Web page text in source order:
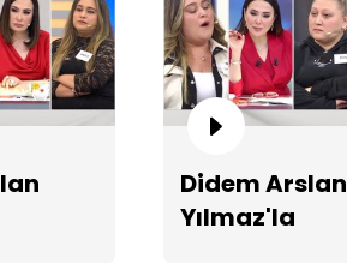
Didem Arslan
Yılmaz'la